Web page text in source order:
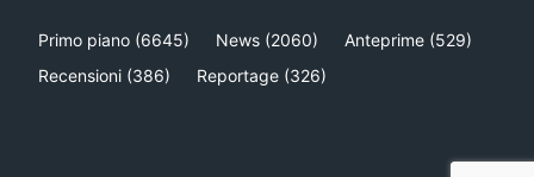
Primo piano (6645) News (2060) Anteprime (529)
Recensioni (386) Reportage (326)